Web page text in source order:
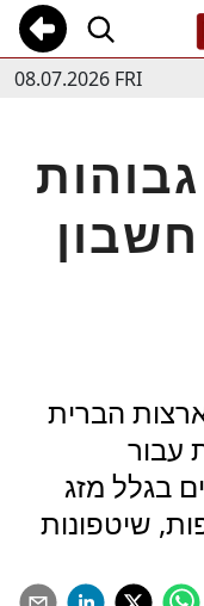
08.07.2026 FRI
הברית
עבור
בגלל מזג
שיטפונות